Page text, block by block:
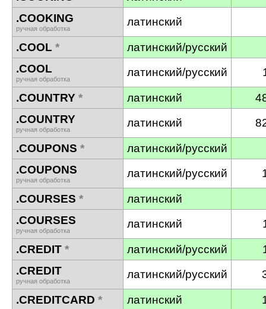
.COOKING
ручная обработка
латинский
.COOL *
латинский/русский
.COOL
ручная обработка
латинский/русский
.COUNTRY * латинский
.COUNTRY
ручная обработка
латинский
.COUPONS *
латинский/русский
.COUPONS
ручная обработка
латинский/русский
.COURSES *
латинский
.COURSES
ручная обработка
латинский
.CREDIT * латинский/русский
.CREDIT
ручная обработка
латинский/русский
.CREDITCARD * латинский